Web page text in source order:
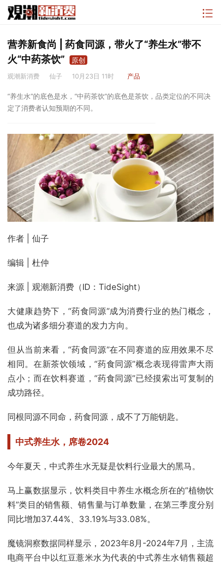
营养新食尚 | 药食同源，带火了“养生水”带不
火“中药茶饮”
原创
观潮新消费 仙子 10月23日 11时 产品
“养生水”的底色是水，“中药茶饮”的底色是茶饮，品类定位的不同决
定了消费者认知预期的不同。
作者 | 仙子
编辑 | 杜仲
来源 | 观潮新消费（ID：TideSight）
大健康趋势下，“药食同源”成为消费行业的热门概念，
也成为诸多细分赛道的发力方向。
但从当前来看，“药食同源”在不同赛道的应用效果不尽
相同。在新茶饮领域，“药食同源”概念表现得雷声大雨
点小；而在饮料赛道，“药食同源”已经摸索出可复制的
成功路径。
同根同源不同命，药食同源，成不了万能钥匙。
中式养生水，席卷2024
今年夏天，中式养生水无疑是饮料行业最大的黑马。
马上赢数据显示，饮料类目中养生水概念所在的“植物饮
料”类目的销售额、销售量与订单数量，在第三季度分别
同比增加37.44%、33.19%与33.08%。
魔镜洞察数据同样显示，2023年8月-2024年7月，主流
电商平台中以红豆薏米水为代表的中式养生水销售额超